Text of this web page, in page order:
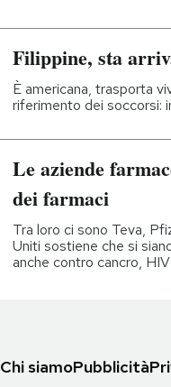
Filippine, sta
È americana, trasporta
riferimento dei soccorsi:
Le aziende
dei farmaci
Tra loro ci sono Teva,
Uniti sostiene che si
anche contro cancro,
Chi siamoPubblicità